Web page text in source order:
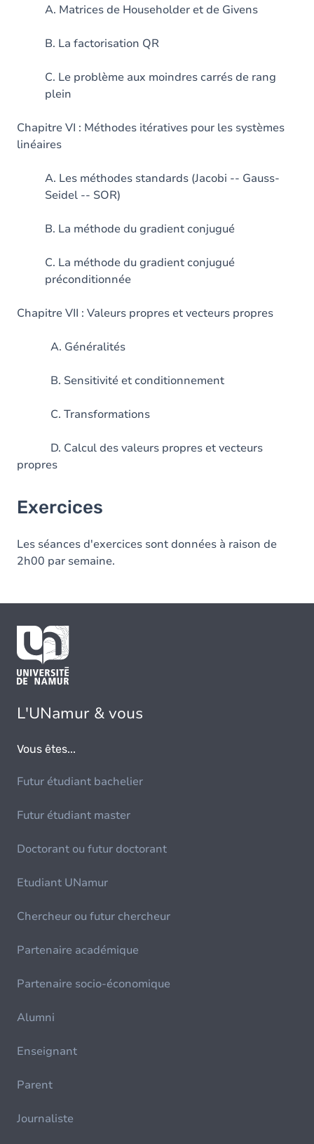
A. Matrices de Householder et de Givens
B. La factorisation QR
C. Le problème aux moindres carrés de rang
plein
Chapitre VI : Méthodes itératives pour les systèmes
linéaires
A. Les méthodes standards (Jacobi -- Gauss-
Seidel -- SOR)
B. La méthode du gradient conjugué
C. La méthode du gradient conjugué
préconditionnée
Chapitre VII : Valeurs propres et vecteurs propres
A. Généralités
B. Sensitivité et conditionnement
C. Transformations
D. Calcul des valeurs propres et vecteurs
propres
Exercices
Les séances d'exercices sont données à raison de
2h00 par semaine.
L'UNamur & vous
Vous êtes...
Futur étudiant bachelier
Futur étudiant master
Doctorant ou futur doctorant
Etudiant UNamur
Chercheur ou futur chercheur
Partenaire académique
Partenaire socio-économique
Alumni
Enseignant
Parent
Journaliste